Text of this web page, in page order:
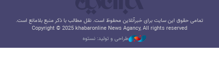
تمامی حقوق این سایت برای خبرآنلاین محفوظ است. نقل مطالب با ذکر منبع بلامانع است.
Copyright © 2025 khabaronline News Agancy, All rights reserved
طراحی و تولید: نستوه